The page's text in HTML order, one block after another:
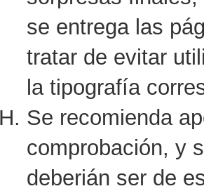
se entrega las
tratar de evitar
la tipografía
Se recomienda
comprobación, y
deberián ser de